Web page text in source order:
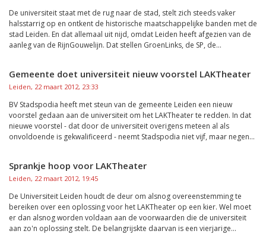
De universiteit staat met de rug naar de stad, stelt zich steeds vaker
halsstarrig op en ontkent de historische maatschappelijke banden met de
stad Leiden. En dat allemaal uit nijd, omdat Leiden heeft afgezien van de
aanleg van de RijnGouwelijn. Dat stellen GroenLinks, de SP, de...
Gemeente doet universiteit nieuw voorstel LAKTheater
Leiden, 22 maart 2012, 23:33
BV Stadspodia heeft met steun van de gemeente Leiden een nieuw
voorstel gedaan aan de universiteit om het LAKTheater te redden. In dat
nieuwe voorstel - dat door de universiteit overigens meteen al als
onvoldoende is gekwalificeerd - neemt Stadspodia niet vijf, maar negen...
Sprankje hoop voor LAKTheater
Leiden, 22 maart 2012, 19:45
De Universiteit Leiden houdt de deur om alsnog overeenstemming te
bereiken over een oplossing voor het LAKTheater op een kier. Wel moet
er dan alsnog worden voldaan aan de voorwaarden die de universiteit
aan zo'n oplossing stelt. De belangrijskte daarvan is een vierjarige...